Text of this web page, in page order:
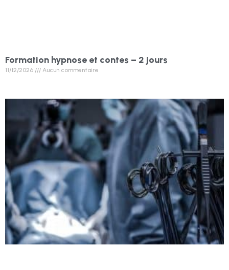
Formation hypnose et contes – 2 jours
11/12/2026 Aucun commentaire